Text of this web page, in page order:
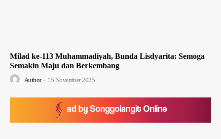
Milad ke-113 Muhammadiyah, Bunda Lisdyarita: Semoga
Semakin Maju dan Berkembang
Author - 15 November 2025